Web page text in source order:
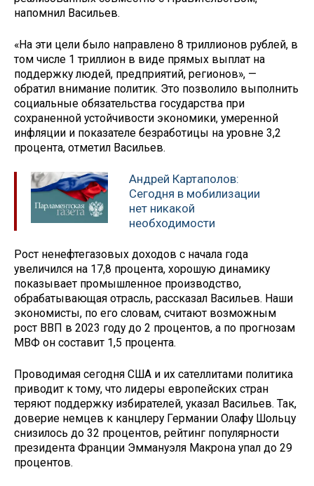
напомнил Васильев.
«На эти цели было направлено 8 триллионов рублей, в
том числе 1 триллион в виде прямых выплат на
поддержку людей, предприятий, регионов», —
обратил внимание политик. Это позволило выполнить
социальные обязательства государства при
сохраненной устойчивости экономики, умеренной
инфляции и показателе безработицы на уровне 3,2
процента, отметил Васильев.
Андрей Картаполов:
Сегодня в мобилизации
нет никакой
необходимости
Рост ненефтегазовых доходов с начала года
увеличился на 17,8 процента, хорошую динамику
показывает промышленное производство,
обрабатывающая отрасль, рассказал Васильев. Наши
экономисты, по его словам, считают возможным
рост ВВП в 2023 году до 2 процентов, а по прогнозам
МВФ он составит 1,5 процента.
Проводимая сегодня США и их сателлитами политика
приводит к тому, что лидеры европейских стран
теряют поддержку избирателей, указал Васильев. Так,
доверие немцев к канцлеру Германии Олафу Шольцу
снизилось до 32 процентов, рейтинг популярности
президента Франции Эммануэля Макрона упал до 29
процентов.